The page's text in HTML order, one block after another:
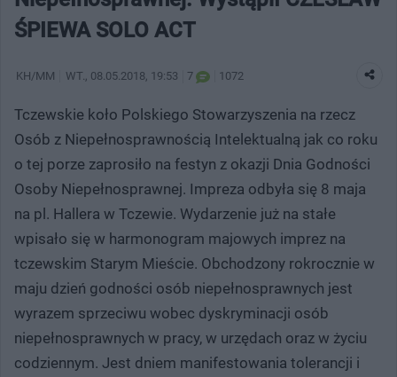
ŚPIEWA SOLO ACT
KH/MM WT. , 08.05.2018, 19:53 7 1072
Tczewskie koło Polskiego Stowarzyszenia na rzecz
Osób z Niepełnosprawnością Intelektualną jak co roku
o tej porze zaprosiło na festyn z okazji Dnia Godności
Osoby Niepełnosprawnej. Impreza odbyła się 8 maja
na pl. Hallera w Tczewie. Wydarzenie już na stałe
wpisało się w harmonogram majowych imprez na
tczewskim Starym Mieście. Obchodzony rokrocznie w
maju dzień godności osób niepełnosprawnych jest
wyrazem sprzeciwu wobec dyskryminacji osób
niepełnosprawnych w pracy, w urzędach oraz w życiu
codziennym. Jest dniem manifestowania tolerancji i